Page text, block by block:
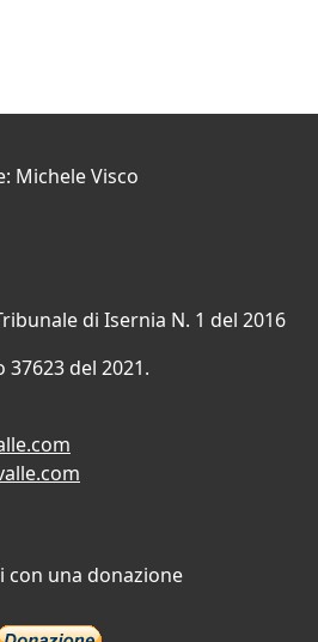
Michele Visco
di Isernia N. 1 del 2016
del 2021.
con una donazione